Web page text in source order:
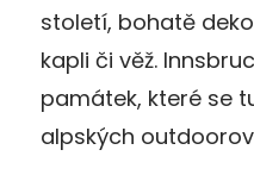
století, bohatě
kapli či věž.
památek, které se
alpských